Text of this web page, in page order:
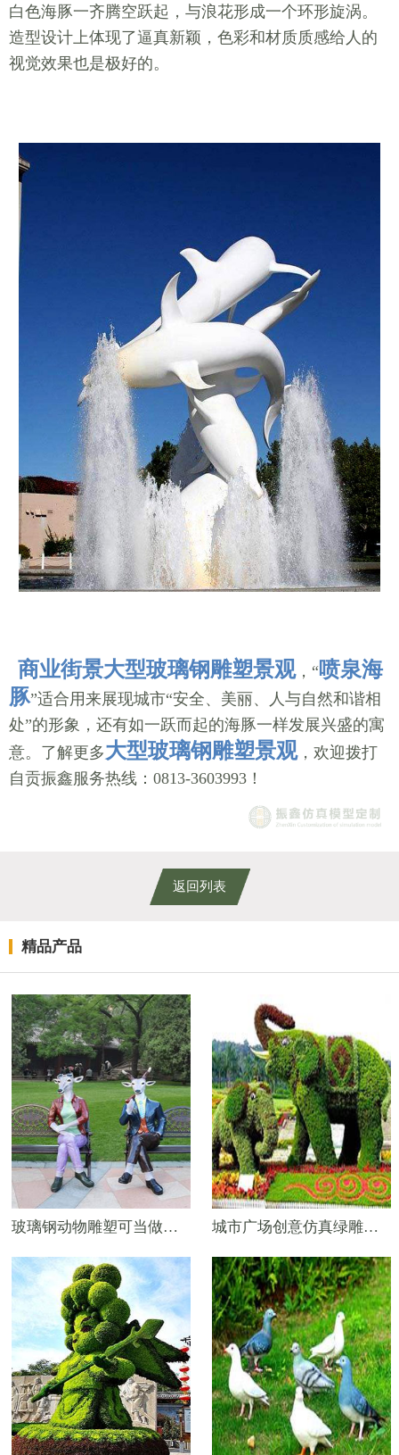
白色海豚一齐腾空跃起，与浪花形成一个环形旋涡。
造型设计上体现了逼真新颖，色彩和材质质感给人的
视觉效果也是极好的。
商业街景大型玻璃钢雕塑景观，“喷泉海
豚”适合用来展现城市“安全、美丽、人与自然和谐相
处”的形象，还有如一跃而起的海豚一样发展兴盛的寓
意。了解更多大型玻璃钢雕塑景观，欢迎拨打
自贡振鑫服务热线：0813-3603993！
返回列表
精品产品
玻璃钢动物雕塑可当做景区座椅摆件 城市广场创意仿真绿雕定制——大象绿雕工艺品